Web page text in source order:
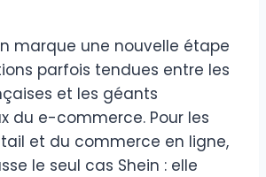
marque une nouvelle étape
parfois tendues entre les
et les géants
du e-commerce. Pour les
et du commerce en ligne,
le seul cas Shein : elle